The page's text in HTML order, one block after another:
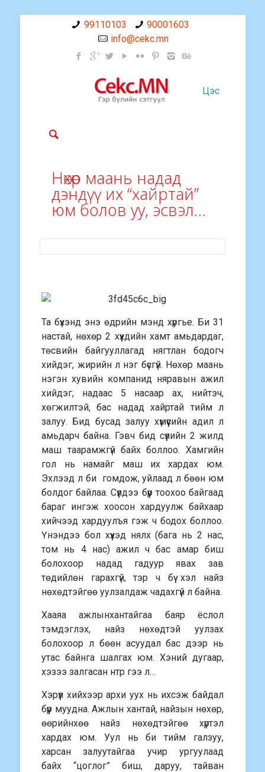
99110103
90001603
info@cekc.mn
Цэс
Нөхөр маань надад
дэндүү их “хайртай”
юм болов уу, эсвэл…
Та бүхэнд энэ өдрийн мэнд хүргье. Би 31
настай, нөхөр 2 хүүхдийн хамт амьдардаг,
төсвийн байгууллагад нягтлан бодогч
хийдэг, жирийн л нэг бүсгүй. Нөхөр маань
нэгэн хувийн компанид няравын ажил
хийдэг, надаас 5 насаар ах, нийтэч,
хөгжилтэй, бас надад хайртай тийм л
залуу. Бид бусад залуу хүмүүсийн адил л
амьдарч байна. Гэвч бид сүүлийн 2 жилд
маш таарамжгүй байх боллоо. Хамгийн
гол нь намайг маш их хардах юм.
Эхлээд л би гомдож, уйлаад л бөөн юм
болдог байлаа. Сүүлдээ бүүр тоохоо байгаад
бараг ингэж хоосон хардуулж байхаар
хийчээд хардуулъя гэж ч бодох боллоо.
Үнэндээ бол хүүхэд нялх (бага нь 2 нас,
том нь 4 нас) ажил ч бас амар биш
болохоор надад гадуур явах зав
төдийлөн гарахгүй, тэр ч бүү хэл найз
нөхөдтэйгөө уулзалдаж чадахгүй л байна.
Хааяа ажлынхантайгаа баяр ёслол
тэмдэглэх, найз нөхөдтэй уулзах
болохоор л бөөн асуудал бас дээр нь
утас байнга шалгах юм. Хэний дугаар,
хэзээ залгасан нтр гээ л…
Хэрүүл хийхээр архи уух нь ихсэж байдал
бүүр муудна. Ажлын хантай, найзын нөхөр,
өөрийнхөө найз нөхөдтэйгөө хүртэл
хардах юм. Уул нь би тийм галзуу,
харсан залуутайгаа учир ургуулаад
байх “цоглог” биш, даруу, тайван